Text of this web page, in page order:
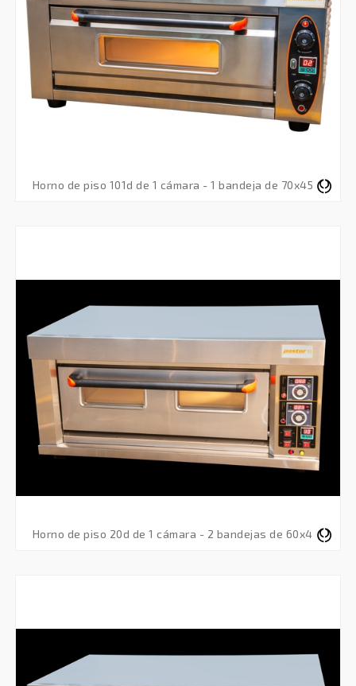
horno de piso 101d de 1 cámara - 1 bandeja de 70x45 - monofásico 220v 50hz
horno de piso 20d de 1 cámara - 2 bandejas de 60x40 - trifásico 380v 50hz